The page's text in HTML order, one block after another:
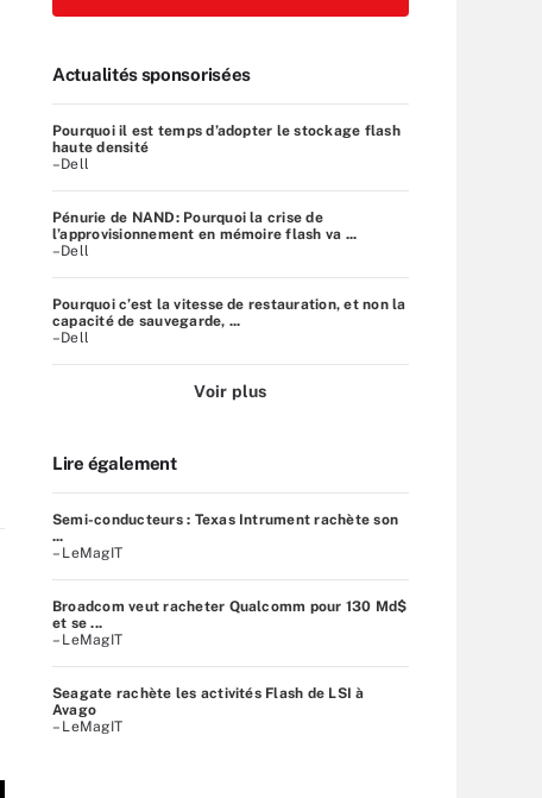
Actualités sponsorisées
Pourquoi il est temps d’adopter le stockage flash
haute densité
–Dell
Pénurie de NAND: Pourquoi la crise de
l’approvisionnement en mémoire flash va ...
–Dell
Pourquoi c’est la vitesse de restauration, et non la
capacité de sauvegarde, ...
–Dell
Voir plus
Lire également
Semi-conducteurs : Texas Intrument rachète son
...
– LeMagIT
Broadcom veut racheter Qualcomm pour 130 Md$
et se ...
– LeMagIT
Seagate rachète les activités Flash de LSI à
Avago
– LeMagIT